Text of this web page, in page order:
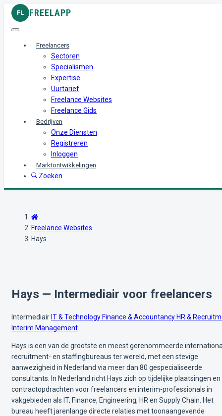
FL FREELAPP
Freelancers
Sectoren
Specialismen
Expertise
Uurtarief
Freelance Websites
Freelance Gids
Bedrijven
Onze Diensten
Registreren
Inloggen
Marktontwikkelingen
Zoeken
Freelance Websites
Hays
Hays — Intermediair voor freelancers
Intermediair IT & Technology Finance & Accountancy HR &
Interim Management
Hays is een van de grootste en meest gerenommeerde
recruitment- en staffingbureaus ter wereld, met een stevige
aanwezigheid in Nederland via meer dan 80 gespecialiseerde
consultants. In Nederland richt Hays zich op tijdelijke plaatsingen en
contractopdrachten voor freelancers en interim-professionals in
vakgebieden als IT, Finance, Engineering, HR en Supply Chain. Het
bureau heeft jarenlange directe relaties met toonaangevende